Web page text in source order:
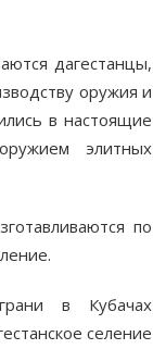
дагестанцы,
оружия и
в настоящие
элитных
по
в Кубачах
селение